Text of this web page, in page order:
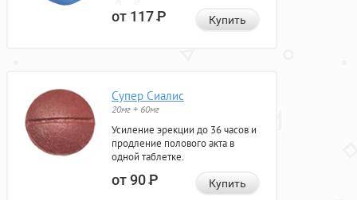
от 117Р Купить
Супер Сиалис
20мг + 60мг
Усиление эрекции до 36 часов и
продление полового акта в
одной таблетке.
от 90Р Купить